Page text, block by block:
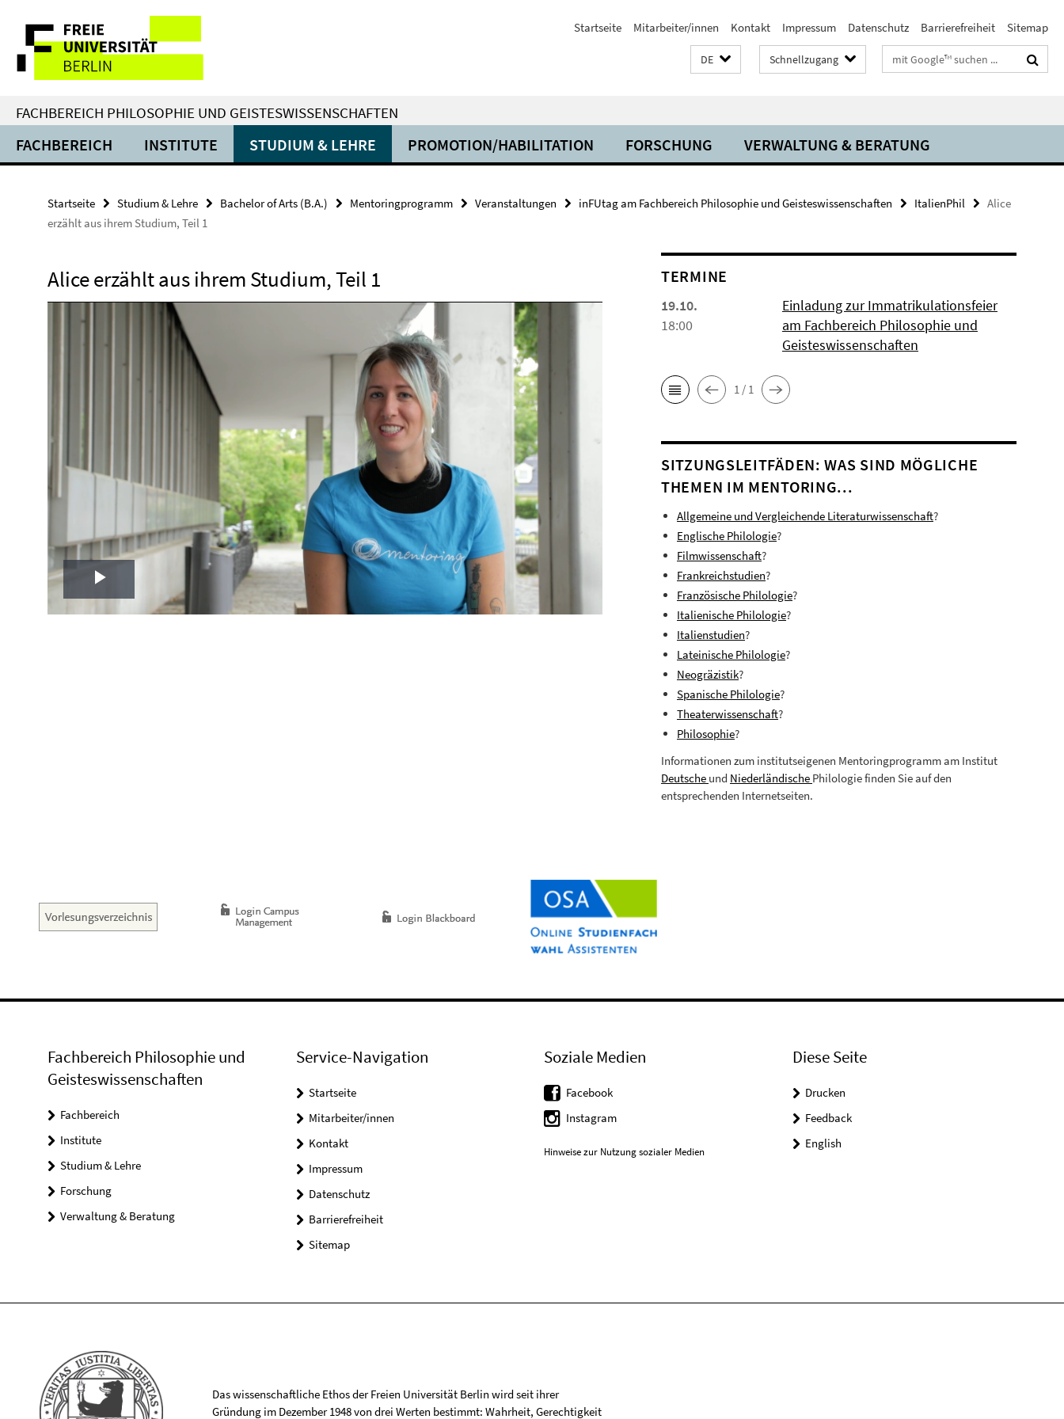
direkt
Inhalt
Service-
Navigation
Startseite Mitarbeiter/innen Kontakt Impressum Datenschutz Barrierefreiheit Sitemap
DE Schnellzugang Suchbegriffe
FACHBEREICH PHILOSOPHIE UND GEISTESWISSENSCHAFTEN
FACHBEREICH INSTITUTE STUDIUM & LEHRE PROMOTION/HABILITATION FORSCHUNG VERWALTUNG & BERATUNG
Startseite Studium & Lehre Bachelor of Arts (B.A.) Mentoringprogramm Veranstaltungen inFUtag am Fachbereich Philosophie und Geisteswissenschaften ItalienPhil
Alice
erzählt aus ihrem Studium, Teil 1
Alice erzählt aus ihrem Studium, Teil 1
Play
TERMINE
19.10.
18:00
Einladung zur Immatrikulationsfeier
am Fachbereich Philosophie und
Geisteswissenschaften
1 / 1
SITZUNGSLEITFÄDEN: WAS SIND MÖGLICHE
THEMEN IM MENTORING...
Allgemeine und Vergleichende Literaturwissenschaft?
Englische Philologie?
Filmwissenschaft?
Frankreichstudien?
Französische Philologie?
Italienische Philologie?
Italienstudien?
Lateinische Philologie?
Neogräzistik?
Spanische Philologie?
Theaterwissenschaft?
Philosophie?
Informationen zum institutseigenen Mentoringprogramm am Institut
Deutsche und Niederländische Philologie finden Sie auf den
entsprechenden Internetseiten.
Fachbereich Philosophie und
Geisteswissenschaften
Fachbereich
Institute
Studium & Lehre
Forschung
Verwaltung & Beratung
Service-Navigation
Startseite
Mitarbeiter/innen
Kontakt
Impressum
Datenschutz
Barrierefreiheit
Sitemap
Soziale Medien
Facebook
Instagram
Hinweise zur Nutzung sozialer Medien
Diese Seite
Drucken
Feedback
English
Das wissenschaftliche Ethos der Freien Universität Berlin wird seit ihrer
Gründung im Dezember 1948 von drei Werten bestimmt: Wahrheit, Gerechtigkeit